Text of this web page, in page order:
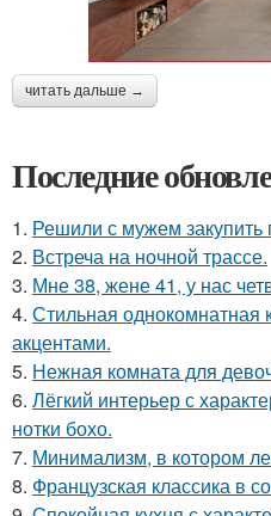
читать дальше →
Последние
1. Решили с мужем закупить
2. Встреча на ночной трассе.
3. Мне 38, жене 41, у нас
4. Стильная однокомнатная
акцентами.
5. Нежная комната для
6. Лёгкий интерьер с
нотки бохо.
7. Минимализм, в котором
8. Французская классика в